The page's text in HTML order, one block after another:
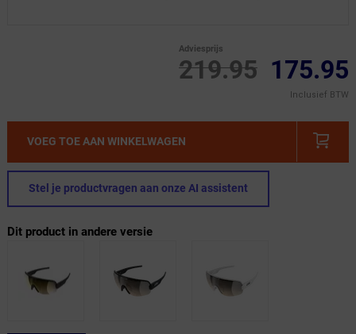
219.95
Adviesprijs
175.95
Inclusief BTW
VOEG TOE AAN WINKELWAGEN
Stel je productvragen aan onze AI assistent
Dit product in andere versie